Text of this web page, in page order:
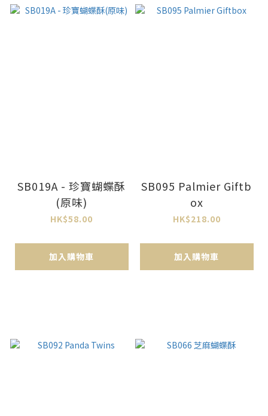
SB019A - 珍寶蝴蝶酥
(原味)
HK$58.00
加入購物車
SB095 Palmier Giftb
ox
HK$218.00
加入購物車